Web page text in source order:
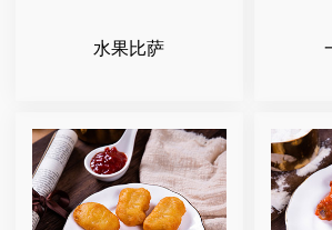
水果比萨